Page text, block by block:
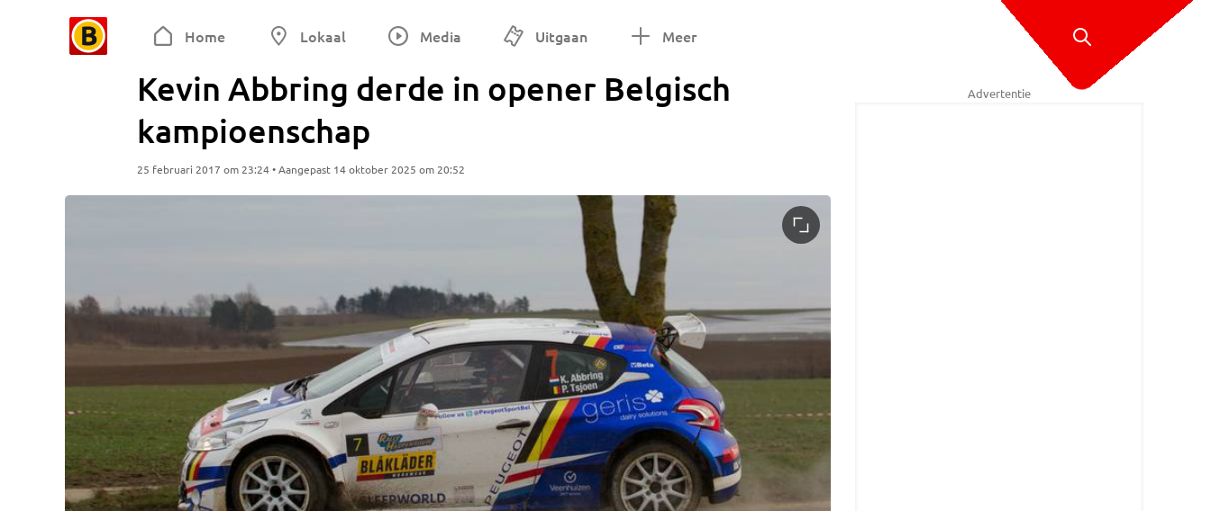
Home Lokaal Media Uitgaan Meer
Kevin Abbring derde in opener Belgisch
kampioenschap
25 februari 2017 om 23:24 • Aangepast 14 oktober 2025 om 20:52
Advertentie